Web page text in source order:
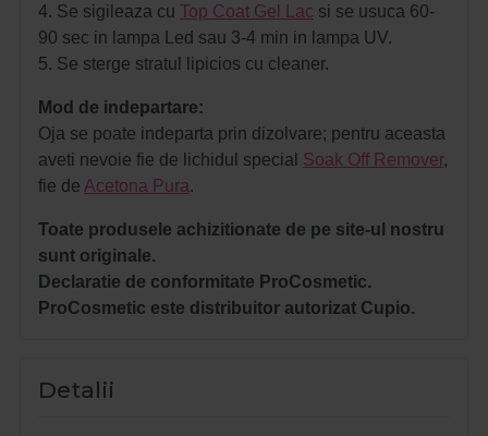
4. Se sigileaza cu Top Coat Gel Lac si se usuca 60-
90 sec in lampa Led sau 3-4 min in lampa UV.
5. Se sterge stratul lipicios cu cleaner.
Mod de indepartare:
Oja se poate indeparta prin dizolvare; pentru aceasta
aveti nevoie fie de lichidul special Soak Off Remover,
fie de Acetona Pura.
Toate produsele achizitionate de pe site-ul nostru
sunt originale.
Declaratie de conformitate ProCosmetic.
ProCosmetic este distribuitor autorizat Cupio.
Detalii